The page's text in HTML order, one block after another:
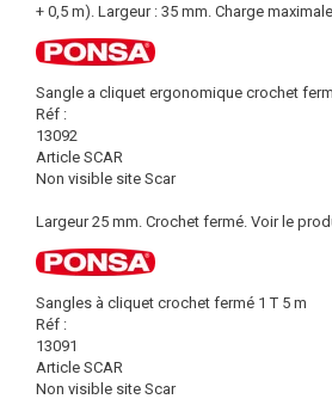
+ 0,5 m). Largeur : 35 mm. Charge
Sangle a cliquet ergonomique crochet
Réf :
13092
Article SCAR
Non visible site Scar
Largeur 25 mm. Crochet fermé. Voir le
Sangles à cliquet crochet fermé 1 T 5 m
Réf :
13091
Article SCAR
Non visible site Scar